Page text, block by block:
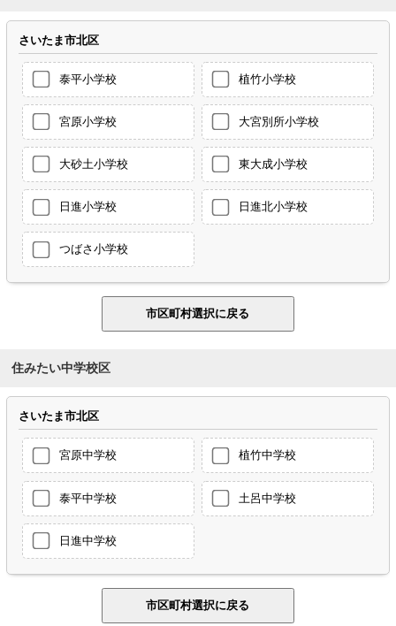
さいたま市北区
泰平小学校 植竹小学校
宮原小学校 大宮別所小学校
大砂土小学校 東大成小学校
日進小学校 日進北小学校
つばさ小学校
住みたい中学校区
さいたま市北区
宮原中学校 植竹中学校
泰平中学校 土呂中学校
日進中学校